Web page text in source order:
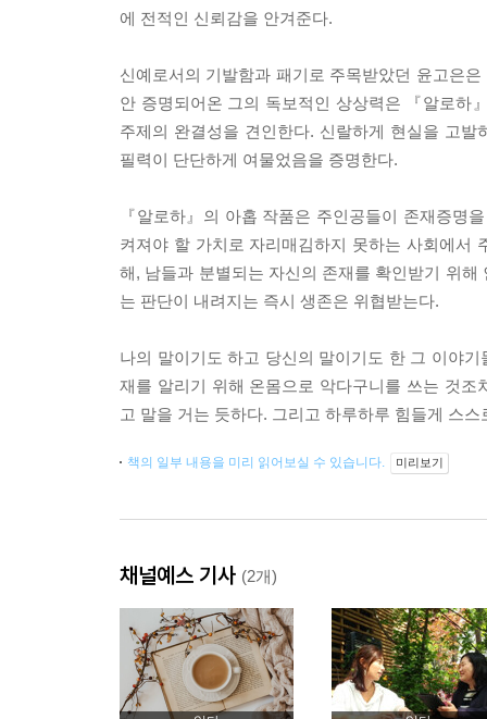
에 전적인 신뢰감을 안겨준다.
신예로서의 기발함과 패기로 주목받았던 윤고은
안 증명되어온 그의 독보적인 상상력은 『알로하
주제의 완결성을 견인한다. 신랄하게 현실을 고
필력이 단단하게 여물었음을 증명한다.
『알로하』의 아홉 작품은 주인공들이 존재증명
켜져야 할 가치로 자리매김하지 못하는 사회에서
해, 남들과 분별되는 자신의 존재를 확인받기 위
는 판단이 내려지는 즉시 생존은 위협받는다.
나의 말이기도 하고 당신의 말이기도 한 그 이야
재를 알리기 위해 온몸으로 악다구니를 쓰는 것
고 말을 거는 듯하다. 그리고 하루하루 힘들게 스
책의 일부 내용을 미리 읽어보실 수 있습니다. 미리보기
채널예스 기사 (2개)